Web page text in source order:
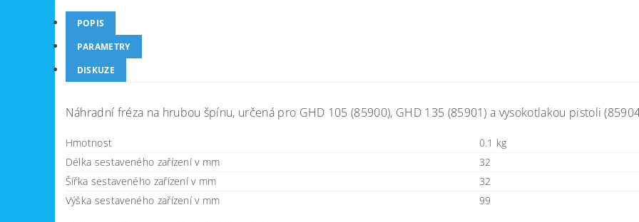
POPIS
PARAMETRY
DISKUZE
Náhradní fréza na hrubou špínu, určená pro GHD 105 (85900), GHD 135 (85901) a vysokotlakou pistoli
Hmotnost
0.1 kg
Délka sestaveného zařízení v mm
32
Šířka sestaveného zařízení v mm
32
Výška sestaveného zařízení v mm
99